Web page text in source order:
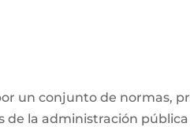
un conjunto de normas,
la administración